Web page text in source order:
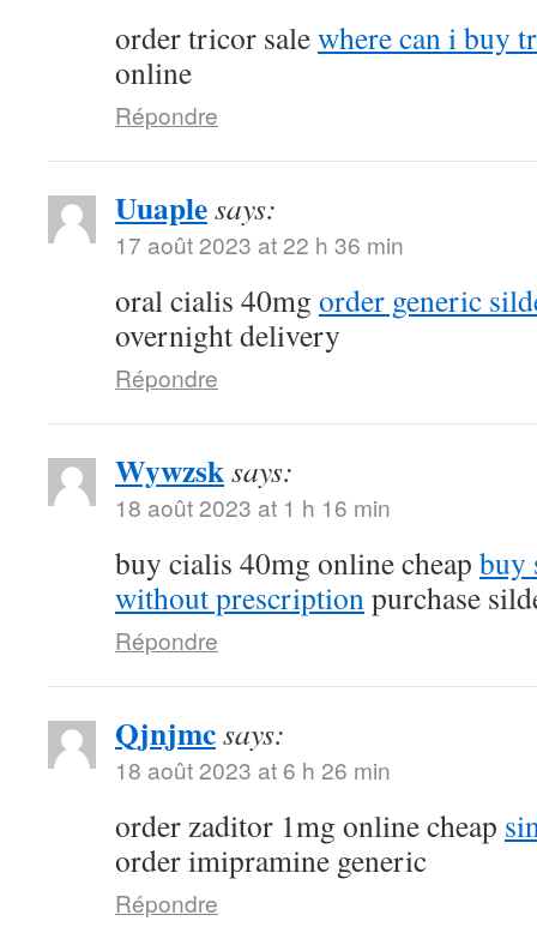
order tricor salewhere can i buy
online
Répondre
Uuaplesays:
17 août 2023 at 22 h 36 min
oral cialis 40mg order generic
overnight delivery
Répondre
Wywzsksays:
18 août 2023 at 1 h 16 min
buy cialis 40mg online cheap buy
without prescriptionpurchase
Répondre
Qjnjmcsays:
18 août 2023 at 6 h 26 min
order zaditor 1mg online cheap
order imipramine generic
Répondre